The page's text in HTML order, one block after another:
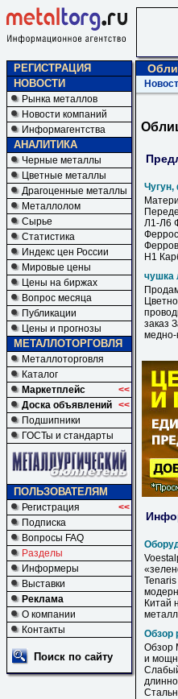
РЕГИСТРАЦИЯ
НОВОСТИ
Рынка металлов
Новости компаний
Информагентства
АНАЛИТИКА
Черные металлы
Цветные металлы
Драгоценные металлы
Металлолом
Сырье
Статистика
Индекс цен России
Мировые цены
Цены на биржах
Вопрос месяца
Публикации
Цены и прогнозы
МЕТАЛЛОТОРГОВЛЯ
Металлоторговля
Каталог
Маркетплейс
<<
Доска объявлений <<
Подшипники
ГОСТы и стандарты
ПОЛЬЗОВАТЕЛЯМ
Регистрация
<<
Подписка
Вопросы FAQ
Разделы
Информеры
Выставки
Реклама
О компании
Контакты
Поиск по сайту
Л1-Л6
Н1
чушка
заказ
медно-
Китай
Обзор
Обзор
и